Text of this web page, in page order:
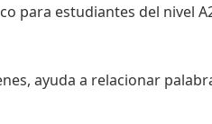
para estudiantes del nivel
ayuda a relacionar